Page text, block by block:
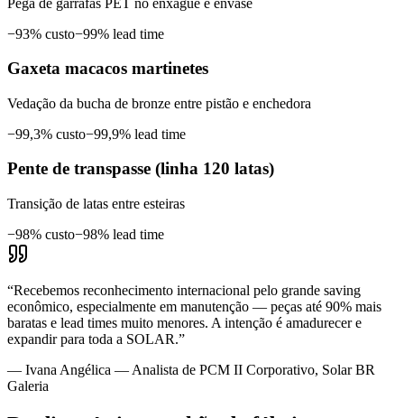
−93% custo−99% lead time
Gaxeta macacos martinetes
Vedação da bucha de bronze entre pistão e enchedora
−99,3% custo−99,9% lead time
Pente de transpasse (linha 120 latas)
Transição de latas entre esteiras
−98% custo−98% lead time
“Recebemos reconhecimento internacional pelo grande saving
econômico, especialmente em manutenção — peças até 90% mais
baratas e lead times muito menores. A intenção é amadurecer e
expandir para toda a SOLAR.”
— Ivana Angélica — Analista de PCM II Corporativo, Solar BR
Galeria